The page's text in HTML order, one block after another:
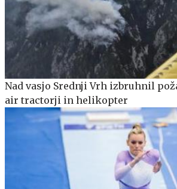
Nad vasjo Srednji Vrh izbruhnil
air tractorji in helikopter